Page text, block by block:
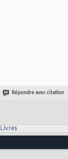
Répondre avec citation
Livres